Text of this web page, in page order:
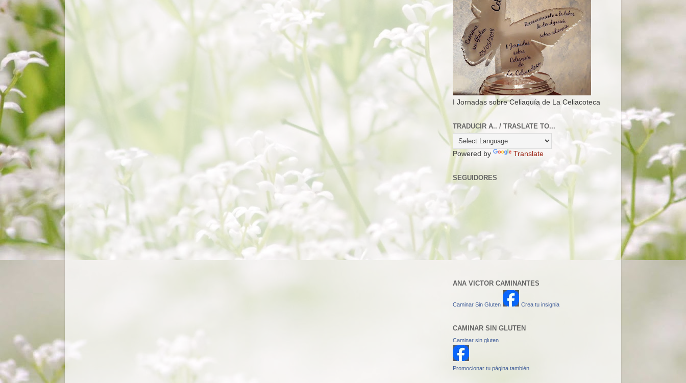
I Jornadas sobre Celiaquía de La Celiacoteca
TRADUCIR A.. / TRASLATE TO...
Powered by Translate
SEGUIDORES
ANA VICTOR CAMINANTES
Caminar Sin Gluten Crea tu insignia
CAMINAR SIN GLUTEN
Caminar sin gluten
Promocionar tu página también